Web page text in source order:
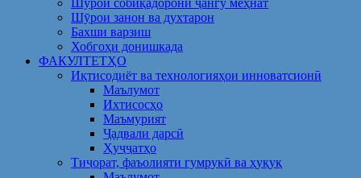
Шўрои собиқадорони ҷангу меҳнат
Шӯрои занон ва духтарон
Бахши варзиш
Хобгоҳи донишкада
ФАКУЛТЕТҲО
Иқтисодиёт ва технологияҳои инноватсионӣ
Маълумот
Ихтисосҳо
Маъмурият
Ҷадвали дарсӣ
Ҳуҷҷатҳо
Тиҷорат, фаъолияти гумрукӣ ва ҳуқуқ